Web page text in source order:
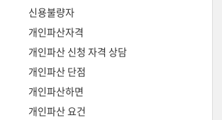
신용불량자
개인파산자격
개인파산 신청 자격 상담
개인파산 단점
개인파산하면
개인파산 요건